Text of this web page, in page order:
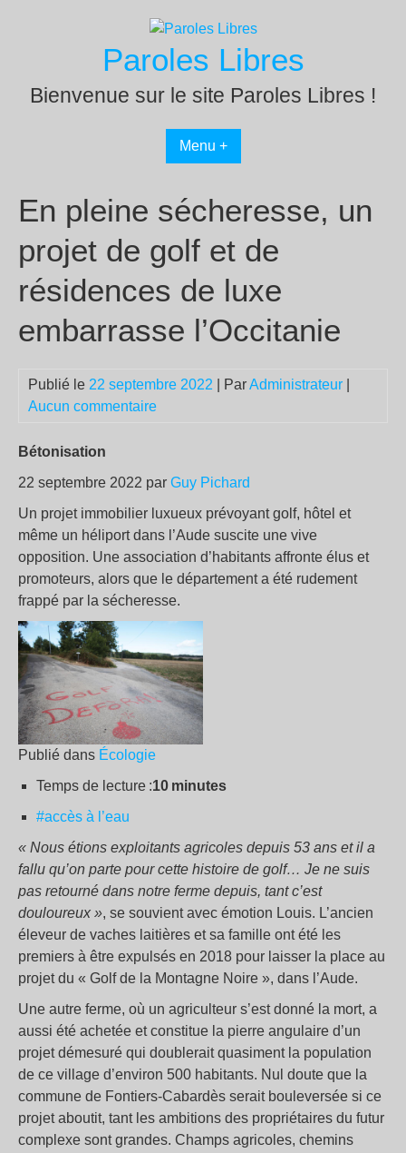
Paroles Libres
Bienvenue sur le site Paroles Libres !
Menu +
En pleine sécheresse, un
projet de golf et de
résidences de luxe
embarrasse l’Occitanie
Publié le 22 septembre 2022 | ParAdministrateur
Aucun commentaire
Bétonisation
22 septembre 2022 par Guy Pichard
Un projet immobilier luxueux prévoyant golf, hôtel et
même un héliport dans l’Aude suscite une vive
opposition. Une association d’habitants affronte élus et
promoteurs, alors que le département a été rudement
frappé par la sécheresse.
Publié dans Écologie
Temps de lecture :10 minutes
#accès à l’eau
« Nous étions exploitants agricoles depuis 53 ans et il a
fallu qu’on parte pour cette histoire de golf… Je ne suis
pas retourné dans notre ferme depuis, tant c’est
douloureux », se souvient avec émotion Louis. L’ancien
éleveur de vaches laitières et sa famille ont été les
premiers à être expulsés en 2018 pour laisser la place au
projet du « Golf de la Montagne Noire », dans l’Aude.
Une autre ferme, où un agriculteur s’est donné la mort, a
aussi été achetée et constitue la pierre angulaire d’un
projet démesuré qui doublerait quasiment la population
de ce village d’environ 500 habitants. Nul doute que la
commune de Fontiers-Cabardès serait bouleversée si ce
projet aboutit, tant les ambitions des propriétaires du futur
complexe sont grandes. Champs agricoles, chemins